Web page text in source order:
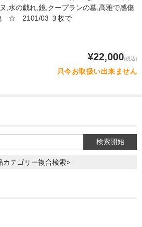
,水の戯れ,鏡,クープランの墓,高雅で感傷
☆ 2101/03 ３枚で
¥22,000(税込)
只今お取扱い出来ません
カテゴリー複合検索>